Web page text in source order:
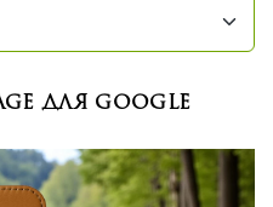
для Google